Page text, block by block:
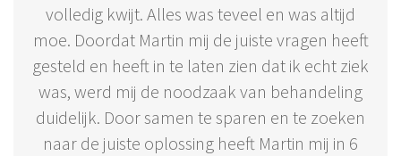
volledig kwijt. Alles was teveel en was altijd
moe. Doordat Martin mij de juiste vragen heeft
gesteld en heeft in te laten zien dat ik echt ziek
was, werd mij de noodzaak van behandeling
duidelijk. Door samen te sparen en te zoeken
naar de juiste oplossing heeft Martin mij in 6